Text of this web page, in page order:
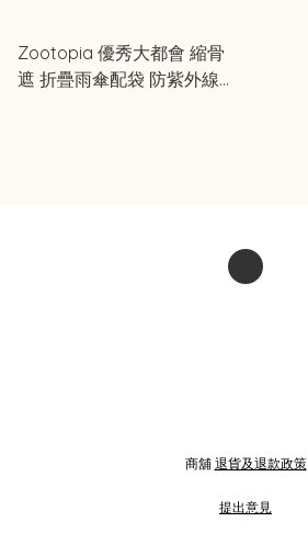
Zootopia 優秀大都會 縮骨
遮 折疊雨傘配袋 防紫外線
商舖 退貨及退款政策
提出意見